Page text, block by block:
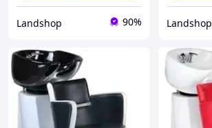
Landshop 90% Landshop